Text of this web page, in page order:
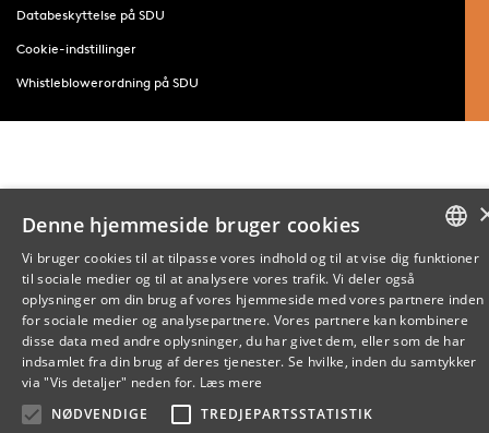
Databeskyttelse på SDU
Cookie-indstillinger
Whistleblowerordning på SDU
ENGLISH
Denne hjemmeside bruger cookies
Vi bruger cookies til at tilpasse vores indhold og til at vise dig funktioner
til sociale medier og til at analysere vores trafik. Vi deler også
oplysninger om din brug af vores hjemmeside med vores partnere inden
for sociale medier og analysepartnere. Vores partnere kan kombinere
disse data med andre oplysninger, du har givet dem, eller som de har
indsamlet fra din brug af deres tjenester. Se hvilke, inden du samtykker
via "Vis detaljer" neden for. Læs mere
NØDVENDIGE
TREDJEPARTSSTATISTIK